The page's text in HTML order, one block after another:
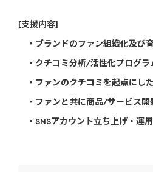
[支援内容]
・ブランドのファン組織化及び
・クチコミ分析/活性化プログラ
・ファンのクチコミを起点にし
・ファンと共に商品/サービス開
・SNSアカウント立ち上げ・運